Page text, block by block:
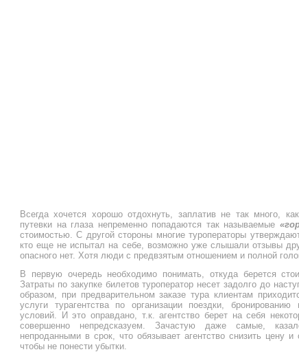
Всегда хочется хорошо отдохнуть, заплатив не так много,
путевки на глаза непременно попадаются так называемые
стоимостью. С другой стороны многие туроператоры
кто еще не испытал на себе, возможно уже слышали отзывы
опасного нет. Хотя люди с предвзятым отношением и полной
В первую очередь необходимо понимать, откуда берется
Затраты по закупке билетов туроператор несет задолго до
образом, при предварительном заказе тура клиентам
услуги турагентства по организации поездки,
условий. И это оправдано, т.к. агентство берет на себя
совершенно непредсказуем. Зачастую даже самые,
непроданными в срок, что обязывает агентство снизить цену
чтобы не понести убытки.